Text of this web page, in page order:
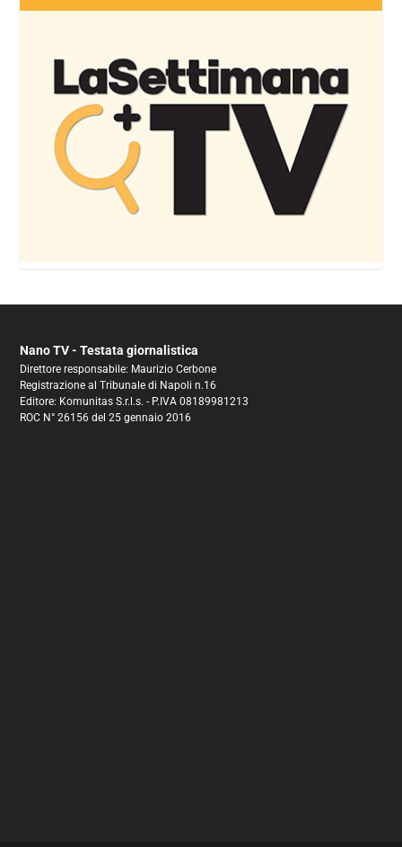
Nano TV - Testata giornalistica
Direttore responsabile: Maurizio Cerbone
Registrazione al Tribunale di Napoli n.16
Editore: Komunitas S.r.l.s. - P.IVA 08189981213
ROC N° 26156 del 25 gennaio 2016